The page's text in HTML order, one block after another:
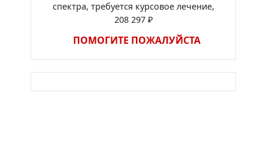
спектра, требуется курсовое лечение,
208 297 ₽
ПОМОГИТЕ ПОЖАЛУЙСТА